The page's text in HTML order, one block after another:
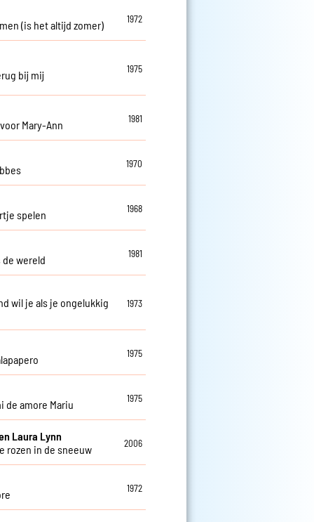
(is het altijd zomer) 1972
bij mij 1975
Mary-Ann 1981
1970
spelen 1968
de wereld 1981
wil je als je ongelukkig 1973
1975
de amore Mariu 1975
Laura Lynn
rozen in de sneeuw
2006
1972